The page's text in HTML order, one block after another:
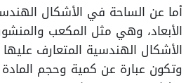
أما عن الساحة في الأشكال
الأبعاد، وهي مثل المكعب
الأشكال الهندسية المتعارف
وتكون عبارة عن كمية وحجم